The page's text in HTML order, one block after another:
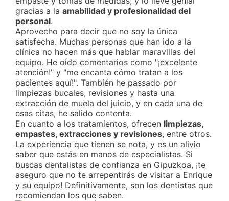
gracias a la amabilidad y profesionalidad del
personal.
Aprovecho para decir que no soy la única
satisfecha. Muchas personas que han ido a la
clínica no hacen más que hablar maravillas del
equipo. He oído comentarios como "¡excelente
atención!" y "me encanta cómo tratan a los
pacientes aquí!". También he passado por
limpiezas bucales, revisiones y hasta una
extracción de muela del juicio, y en cada una de
esas citas, he salido contenta.
En cuanto a los tratamientos, ofrecen limpiezas,
empastes, extracciones y revisiones, entre otros.
La experiencia que tienen se nota, y es un alivio
saber que estás en manos de especialistas. Si
buscas dentalistas de confianza en Gipuzkoa, ¡te
aseguro que no te arrepentirás de visitar a Enrique
y su equipo! Definitivamente, son los dentistas que
recomiendan los que saben.